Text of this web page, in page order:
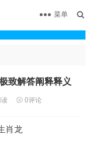
菜单
致解答阐释释义
读 0评论
肖龙